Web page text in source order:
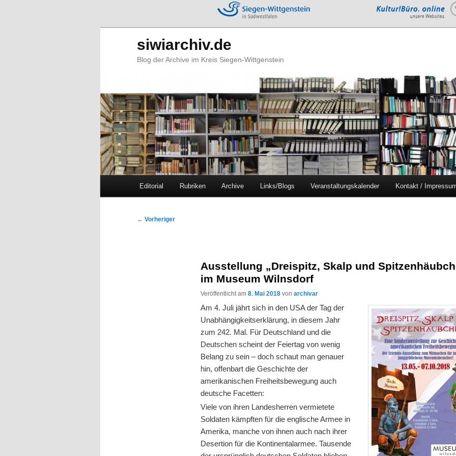
siwiarchiv.de
Blog der Archive im Kreis Siegen-Wittgenstein
Zum
Zum
Editorial Rubriken Archive Links/Blogs Veranstaltungskalender Kontakt /
Beitragsnavigation
← Vorheriger
Ausstellung „Dreispitz, Skalp und
im Museum Wilnsdorf
Veröffentlicht am8. Mai 2018 vonarchivar
Am 4. Juli jährt sich in den USA der Tag der
Unabhängigkeitserklärung, in diesem Jahr
zum 242. Mal. Für Deutschland und die
Deutschen scheint der Feiertag von wenig
Belang zu sein – doch schaut man genauer
hin, offenbart die Geschichte der
amerikanischen Freiheitsbewegung auch
deutsche Facetten:
Viele von ihren Landesherren vermietete
Soldaten kämpften für die englische Armee in
Amerika, manche von ihnen auch nach ihrer
Desertion für die Kontinentalarmee. Tausende